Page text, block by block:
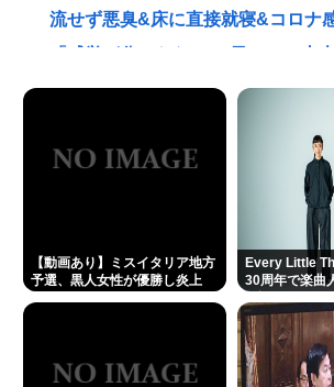
流せず悪臭&床に直接就寝&コロナ
コメントに疑問の声… シャンパンタ
とりわさを食べて車椅子生活になっ
ン・バレー症候群になって本当に絶
高橋名人が左手のバネを取るため
チック症のゆうぽん、久々に見たら
👴"テレビ大好き"高齢者の「テレビ
た…10代後半～20代の約7割が"ほ
【動画あり】ミスイタリア地方
予選、黒人女性が優勝し炎上
Every Little
30周年で楽曲
Changeに入れ